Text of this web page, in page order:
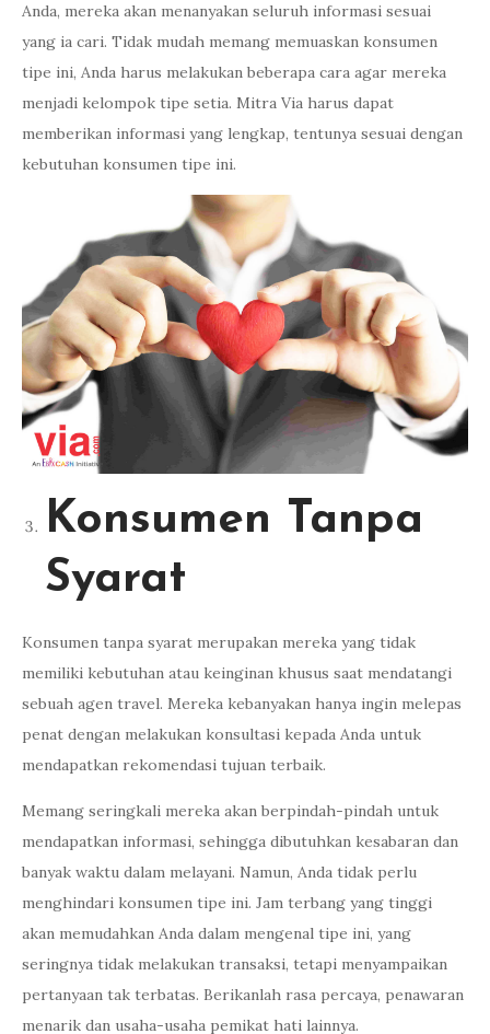
Anda, mereka akan menanyakan seluruh informasi sesuai
yang ia cari. Tidak mudah memang memuaskan konsumen
tipe ini, Anda harus melakukan beberapa cara agar mereka
menjadi kelompok tipe setia. Mitra Via harus dapat
memberikan informasi yang lengkap, tentunya sesuai dengan
kebutuhan konsumen tipe ini.
Konsumen Tanpa
Syarat
Konsumen tanpa syarat merupakan mereka yang tidak
memiliki kebutuhan atau keinginan khusus saat mendatangi
sebuah agen travel. Mereka kebanyakan hanya ingin melepas
penat dengan melakukan konsultasi kepada Anda untuk
mendapatkan rekomendasi tujuan terbaik.
Memang seringkali mereka akan berpindah-pindah untuk
mendapatkan informasi, sehingga dibutuhkan kesabaran dan
banyak waktu dalam melayani. Namun, Anda tidak perlu
menghindari konsumen tipe ini. Jam terbang yang tinggi
akan memudahkan Anda dalam mengenal tipe ini, yang
seringnya tidak melakukan transaksi, tetapi menyampaikan
pertanyaan tak terbatas. Berikanlah rasa percaya, penawaran
menarik dan usaha-usaha pemikat hati lainnya.